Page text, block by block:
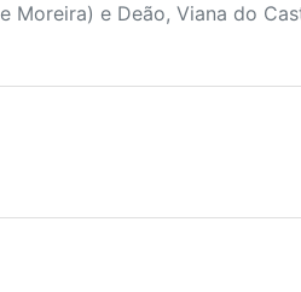
Moreira) e Deão, Viana do